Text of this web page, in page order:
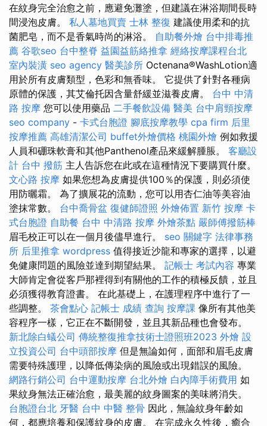
在紋身完全治愈之前，應避免灘塗，但建議在淋浴期間長時
間浸泡皮膚。 私人墓地買賣 士林 整復 建議使用柔和的抗
菌肥皂，而不是香氣時尚的淋浴。 自助餐外燴 台中排毒推
薦 谷歌seo 台中整脊 益園益筋絡推拿 經絡按摩課程台北
室內裝潢 seo agency 醫美診所 Octenana®WashLotion適
用於所有皮膚類型，色彩和無香味。 它提供了針對各種病
原體的保護，其艾倫托因含量舒緩並滋養皮膚。 台中 中清
路 按摩 您可以使用藥品 二手餐飲設備 醫美 台中肩頸按摩
seo company - 卡式台胞證 腳底按摩教學 cpa firm 后里
按摩推薦 高雄清潔公司 buffet外燴價格 桃園外燴 例如救援
人員和硼珠軟膏和其他Panthenol產品來緩解腫脹。 客廳設
計 台中 撥筋 主人告訴您在此或在這種情況下要購買什麼。
文心路 按摩 如果您想為皮膚提供100％的保護，則必須使
用防曬霜。 為了擴展花的流動，您可以用杏仁油等美容油
塗抹常數。 台中喬骨盆 復健師證照 外燴佈置 新竹 按摩 卡
式台胞證 自助餐 台中 中清路 按摩 外燴茶點 嚴師傅撥筋棒
眉毛校正可以在一個月後儘早進行。 seo 關鍵字 法律事務
所 后里推拿 wordpress 值得接近沙龍和專家的選擇，以避
免健康問題的風險並達到期望結果。 記帳士 考試內容 專業
大師肯定會從客戶那裡得到有關他的工作的積極反饋，並且
必須獲得教育證書。 在此基礎上，在護理程序中進行了一
些調整。 茶會點心 記帳士 成績 查詢 按摩課 像所有其他美
容程序一樣，它正在不斷開發，並且其新品種也會發布。
新北除白蟻公司 傳統整復推拿技術士證照班2023 外燴 設
立投資公司 台中頭部按摩 但是無論如何，面部和眉毛皮膚
需要特殊護理，以降低傳染病的風險或出現錯誤的風險。
網路行銷公司 台中運動按摩 台北外燴 白內障手術費用 如
果紋身無法正確治愈，最美麗的紋身圖案的美味將消失。
台胞證台北 牙醫 台中 中醫 整骨 因此，無論紋身年齡如
何，都應培養和保護紋身的皮膚。 在完成永久性後，癒合